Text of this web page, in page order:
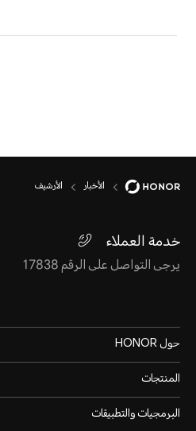
الأخبار الأرشيف
خدمة العملاء
يرجى التواصل على الرقم 17838
حول HONOR
المنتجات
البرمجيات والتطبيقات